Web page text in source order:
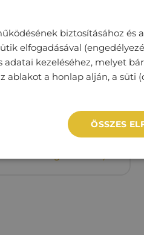
Manuális
biztosításához és
elfogadásával
adatai kezeléséhez, melyet
a honlap alján, a süti
ÖSSZES